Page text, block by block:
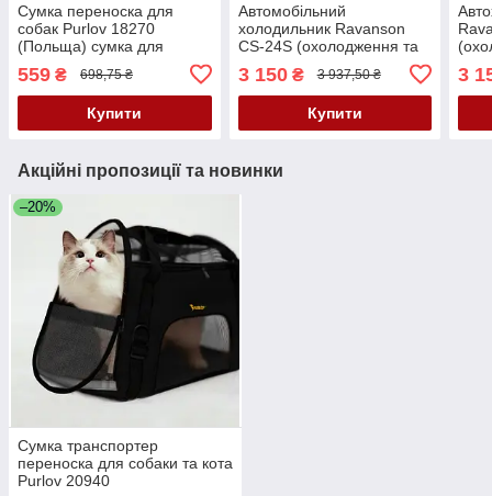
Сумка переноска для
собак Purlov 18270
(Польща) сумка для
транспортування тварин
559 ₴ 698,75 ₴
Купити
Автомобільний
холодильник Ravanson
CS-24S (охолодження та
підігрів) Автохолодильник
3 150₴ 3 937,50 ₴
Купити
3
Акційні пропозиції та новинки
–20%
Сумка транспортер
переноска для собаки та кота
Purlov 20940